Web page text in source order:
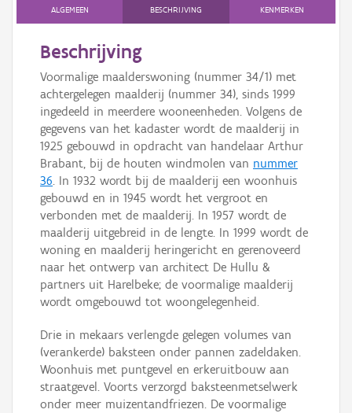
ALGEMEEN BESCHRIJVING KENMERKEN
Beschrijving
Voormalige maalderswoning (nummer 34/1) met
achtergelegen maalderij (nummer 34), sinds 1999
ingedeeld in meerdere wooneenheden. Volgens de
gegevens van het kadaster wordt de maalderij in
1925 gebouwd in opdracht van handelaar Arthur
Brabant, bij de houten windmolen van nummer
36. In 1932 wordt bij de maalderij een woonhuis
gebouwd en in 1945 wordt het vergroot en
verbonden met de maalderij. In 1957 wordt de
maalderij uitgebreid in de lengte. In 1999 wordt de
woning en maalderij heringericht en gerenoveerd
naar het ontwerp van architect De Hullu &
partners uit Harelbeke; de voormalige maalderij
wordt omgebouwd tot woongelegenheid.
Drie in mekaars verlengde gelegen volumes van
(verankerde) baksteen onder pannen zadeldaken.
Woonhuis met puntgevel en erkeruitbouw aan
straatgevel. Voorts verzorgd baksteenmetselwerk
onder meer muizentandfriezen. De voormalige